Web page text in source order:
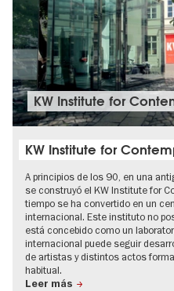
KW Institute for
KW Institute for
A principios de los 90, en una
se construyó el KW Institute for
tiempo se ha convertido en un
internacional. Este instituto no
está concebido como un
internacional puede seguir
de artistas y distintos actos
habitual.
Leer más